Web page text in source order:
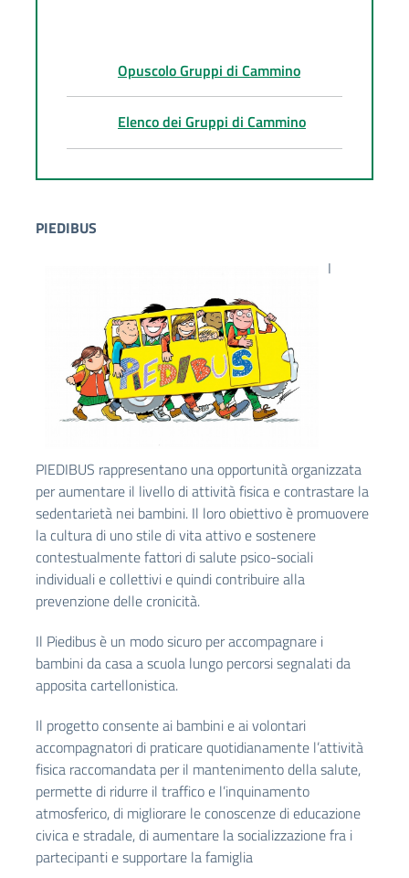
Opuscolo Gruppi di Cammino
Elenco dei Gruppi di Cammino
PIEDIBUS
I
PIEDIBUS rappresentano una opportunità organizzata
per aumentare il livello di attività fisica e contrastare la
sedentarietà nei bambini. Il loro obiettivo è promuovere
la cultura di uno stile di vita attivo e sostenere
contestualmente fattori di salute psico-sociali
individuali e collettivi e quindi contribuire alla
prevenzione delle cronicità.
Il Piedibus è un modo sicuro per accompagnare i
bambini da casa a scuola lungo percorsi segnalati da
apposita cartellonistica.
Il progetto consente ai bambini e ai volontari
accompagnatori di praticare quotidianamente l’attività
fisica raccomandata per il mantenimento della salute,
permette di ridurre il traffico e l’inquinamento
atmosferico, di migliorare le conoscenze di educazione
civica e stradale, di aumentare la socializzazione fra i
partecipanti e supportare la famiglia